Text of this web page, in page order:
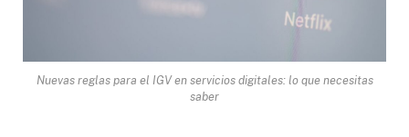
Nuevas reglas para el IGV en servicios digitales: lo que necesitas
saber